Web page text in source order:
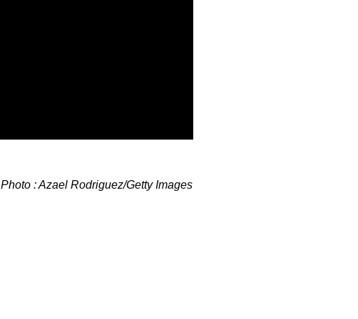
Photo : Azael Rodriguez/Getty Images